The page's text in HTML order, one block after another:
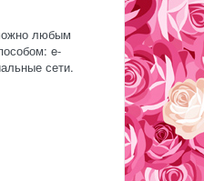
любым
e-
сети.